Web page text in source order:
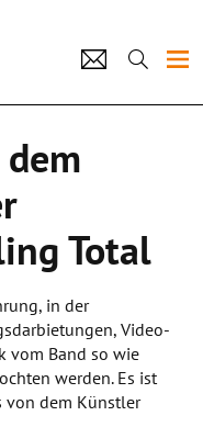
Kontakt
Total
in der
Video-
vom Band so wie
werden. Es ist
von dem Künstler